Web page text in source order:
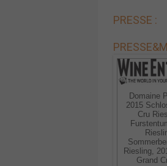
PRESSE :
PRESSE&
Domaine
2015
Cru
Riesling,
Grand